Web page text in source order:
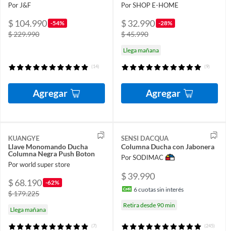
Por J&F
$ 104.990 -54%
$ 229.990
(14)
Agregar
Por SHOP E-HOME
$ 32.990 -28%
$ 45.990
Llega mañana
(9)
Agregar
KUANGYE
Llave Monomando Ducha
Columna Negra Push Boton
Por world super store
$ 68.190 -62%
$ 179.225
Llega mañana
(7)
SENSI DACQUA
Columna Ducha con Jabonera
Por SODIMAC
$ 39.990
6cuotas sin interés
Retira desde 90 min
(245)